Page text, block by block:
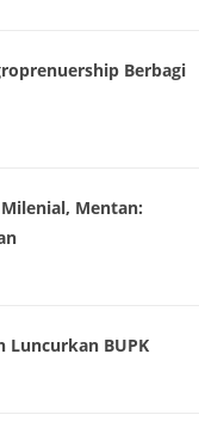
Berbagi
Mentan:
Luncurkan BUPK